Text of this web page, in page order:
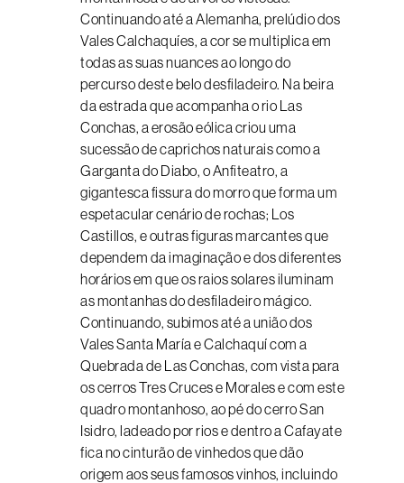
Continuando até a Alemanha, prelúdio dos
Vales Calchaquíes, a cor se multiplica em
todas as suas nuances ao longo do
percurso deste belo desfiladeiro. Na beira
da estrada que acompanha o rio Las
Conchas, a erosão eólica criou uma
sucessão de caprichos naturais como a
Garganta do Diabo, o Anfiteatro, a
gigantesca fissura do morro que forma um
espetacular cenário de rochas; Los
Castillos, e outras figuras marcantes que
dependem da imaginação e dos diferentes
horários em que os raios solares iluminam
as montanhas do desfiladeiro mágico.
Continuando, subimos até a união dos
Vales Santa María e Calchaquí com a
Quebrada de Las Conchas, com vista para
os cerros Tres Cruces e Morales e com este
quadro montanhoso, ao pé do cerro San
Isidro, ladeado por rios e dentro a Cafayate
fica no cinturão de vinhedos que dão
origem aos seus famosos vinhos, incluindo